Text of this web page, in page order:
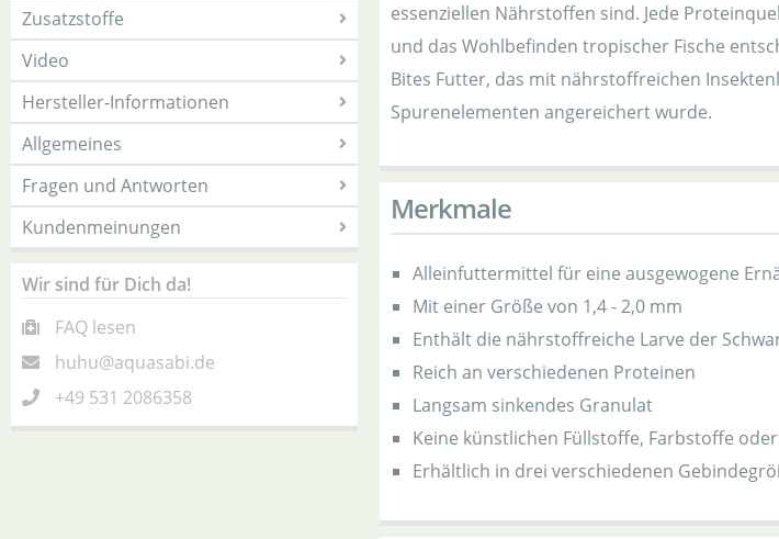
Zusatzstoffe
Video
Hersteller-Informationen
Allgemeines
Fragen und Antworten
Kundenmeinungen
Wir sind für Dich da!
FAQ lesen
huhu@aquasabi.de
+49 531 2086358
essenziellen Nährstoffen sind. Jede
und das Wohlbefinden tropischer Fische
Bites Futter, das mit nährstoffreichen
Spurenelementen angereichert wurde.
Merkmale
Alleinfuttermittel für eine ausgewogene
Mit einer Größe von 1,4 - 2,0 mm
Enthält die nährstoffreiche Larve der
Reich an verschiedenen Proteinen
Langsam sinkendes Granulat
Keine künstlichen Füllstoffe, Farbstoffe
Erhältlich in drei verschiedenen